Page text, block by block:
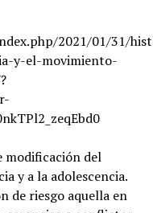
2021/01/31/
y-el-movimiento-
modificación del
y a la adolescencia.
de riesgo aquella en